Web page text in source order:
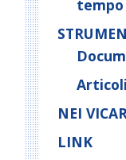
Articoli
NEI
LINK